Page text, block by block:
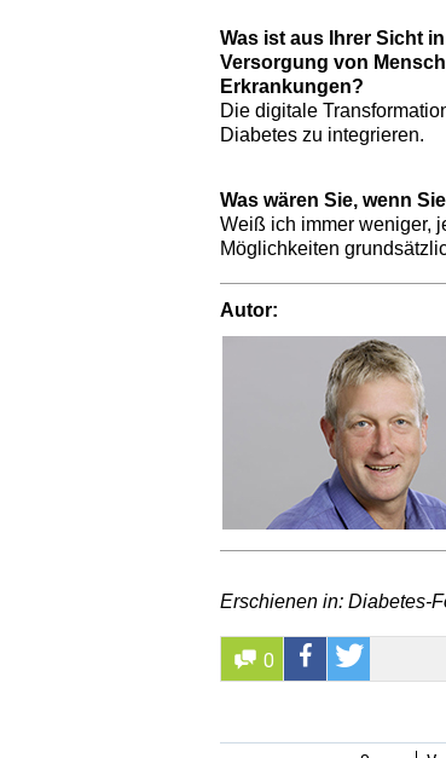
Was ist aus Ihrer Sicht
Versorgung von
Erkrankungen?
Die digitale
Diabetes zu integrieren.
Was wären Sie, wenn
Weiß ich immer weniger,
Möglichkeiten
Autor:
Erschienen in: Diabetes-
0